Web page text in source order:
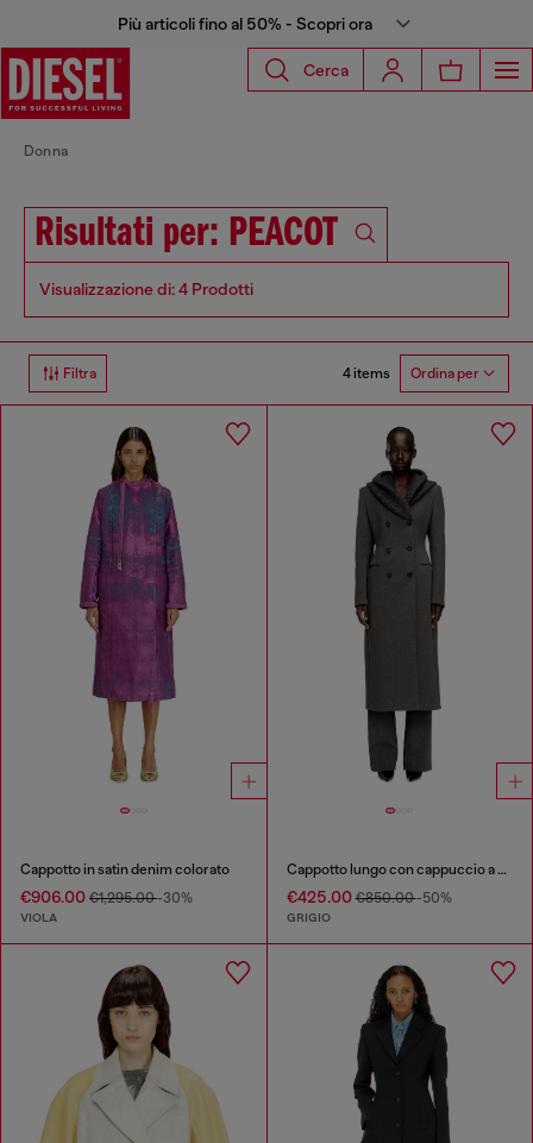
Più articoli fino al 50% - Scopri ora
Cerca
Donna
Risultati per: PEACOT
Visualizzazione di: 4 Prodotti
Filtra 4 items Ordina per
Cappotto in satin denim colorato
€906.00 €1,295.00-30%
VIOLA
Cappotto lungo con cappuccio a scialle
€425.00€850.00-50%
GRIGIO